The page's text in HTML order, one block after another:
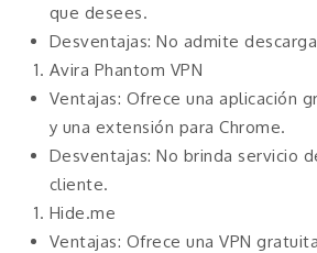
que desees.
Desventajas: No admite
Avira Phantom VPN
Ventajas: Ofrece una aplicación
y una extensión para Chrome.
Desventajas: No brinda servicio
cliente.
Hide.me
Ventajas: Ofrece una VPN